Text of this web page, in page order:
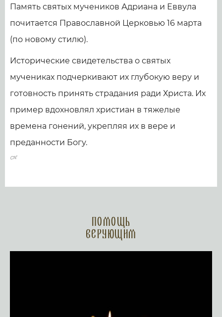
Память святых мучеников Адриана и Еввула
почитается Православной Церковью 16 марта
(по новому стилю).
Исторические свидетельства о святых
мучениках подчеркивают их глубокую веру и
готовность принять страдания ради Христа. Их
пример вдохновлял христиан в тяжелые
времена гонений, укрепляя их в вере и
преданности Богу.
Помощь
верующим